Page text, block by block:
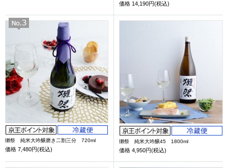
価格 14,190円(税込)
獺祭 純米大吟醸磨き二割三分 720ml
価格 7,480円(税込)
獺祭 純米大吟醸45 1800ml
価格 4,950円(税込)